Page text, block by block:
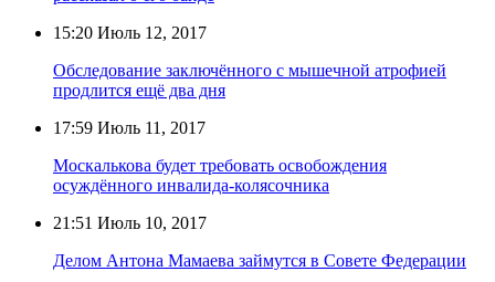
15:20 Июль 12, 2017
Обследование заключённого с мышечной атрофией
продлится ещё два дня
17:59 Июль 11, 2017
Москалькова будет требовать освобождения
осуждённого инвалида-колясочника
21:51 Июль 10, 2017
Делом Антона Мамаева займутся в Совете Федерации